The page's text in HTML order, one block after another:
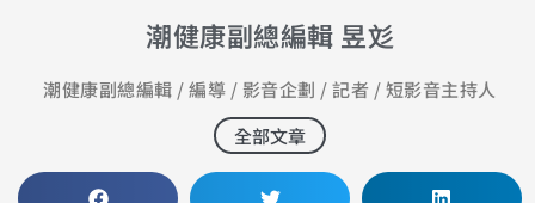
潮健康副總編輯 昱彣
潮健康副總編輯 / 編導 / 影音企劃 / 記者 / 短影音主持人
全部文章